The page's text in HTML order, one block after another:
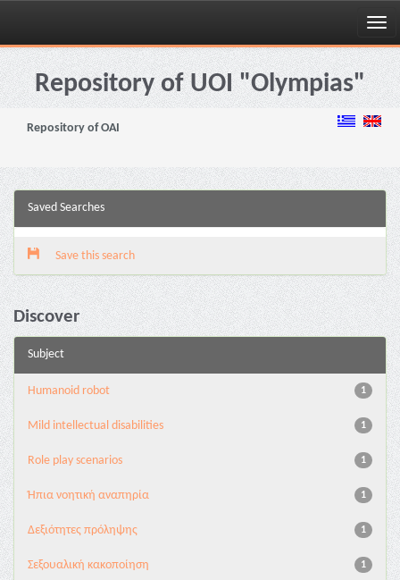
Skip
navigationRepository of UOI "Olympias"
Repository of OAI
Saved Searches
Save this search
Discover
Subject
1
Humanoid robot
1
Mild intellectual disabilities
1
Role play scenarios
1
Ήπια νοητική αναπηρία
1
Δεξιότητες πρόληψης
1
Σεξουαλική κακοποίηση